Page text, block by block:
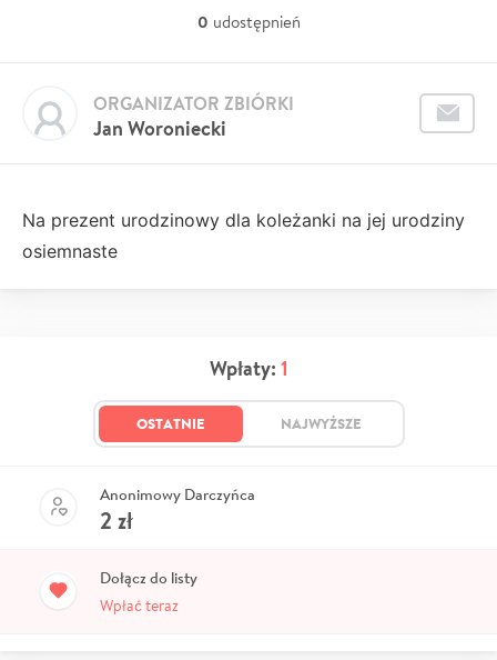
0 udostępnień
Jan Woroniecki
ORGANIZATOR ZBIÓRKI
Na prezent urodzinowy dla koleżanki na jej urodziny
osiemnaste
Wpłaty: 1
OSTATNIE NAJWYŻSZE
Anonimowy Darczyńca
2 zł
Dołącz do listy
Wpłać teraz